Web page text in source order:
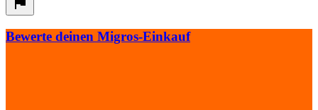
Bewerte deinen Migros-Einkauf